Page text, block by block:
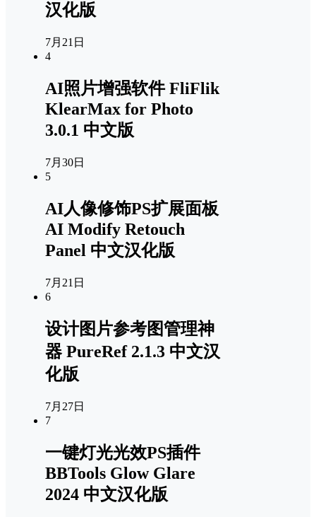
汉化版
7月21日
4
AI照片增强软件 FliFlik
KlearMax for Photo
3.0.1 中文版
7月30日
5
AI人像修饰PS扩展面板
AI Modify Retouch
Panel 中文汉化版
7月21日
6
设计图片参考图管理神
器 PureRef 2.1.3 中文汉
化版
7月27日
7
一键灯光光效PS插件
BBTools Glow Glare
2024 中文汉化版